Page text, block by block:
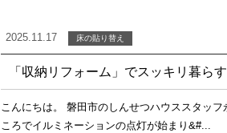
2025.11.17 床の貼り替え
「収納リフォーム」でスッキリ暮ら
こんにちは。 磐田市のしんせつハウススタッ
ころでイルミネーションの点灯が始まり&#...